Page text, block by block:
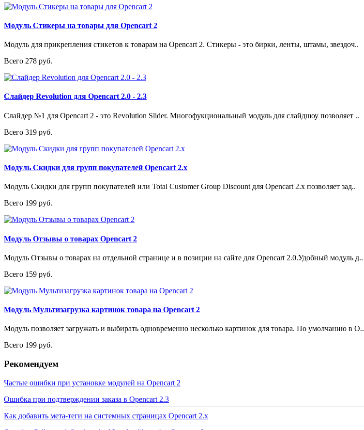
Модуль Стикеры на товары для Opencart 2
Модуль для прикрепления стикетов к товарам на Opencart 2. Стикеры - это бирки, ленты, штамы, звездоч..
Всего 278 руб.
Слайдер Revolution для Opencart 2.0 - 2.3
Слайдер №1 для Opencart 2 - это Revolution Slider. Многофукциональный модуль для слайдшоу позволяет ..
Всего 319 руб.
Модуль Скидки для групп покупателей Opencart 2.x
Модуль Скидки для групп покупателей или Total Customer Group Discount для Opencart 2.x позволяет зад..
Всего 199 руб.
Модуль Отзывы о товарах Opencart 2
Модуль Отзывы о товарах на отдельной странице и в позиции на сайте для Opencart 2.0.Удобный модуль д..
Всего 159 руб.
Модуль Мультизагрузка картинок товара на Opencart 2
Модуль позволяет загружать и выбирать одновременно несколько картинок для товара. По умолчанию в O..
Всего 199 руб.
Рекомендуем
Частые ошибки при установке модулей на Opencart 2
Ошибка при подтверждении заказа в Opencart 2.3
Как добавить мета-теги на системных страницах Opencart 2.x